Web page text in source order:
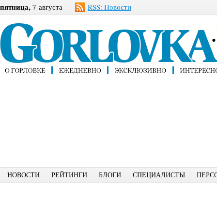
пятница, 7 августа RSS: Новости
НОВОСТИ РЕЙТИНГИ БЛОГИ СПЕЦИАЛИСТЫ